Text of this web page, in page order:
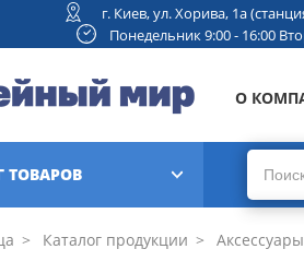
г. Киев, ул. Хорива, 1а
Понедельник 9:00 - 16:00
О
ТОВАРОВ
машины
Каталог продукции Аксессуары